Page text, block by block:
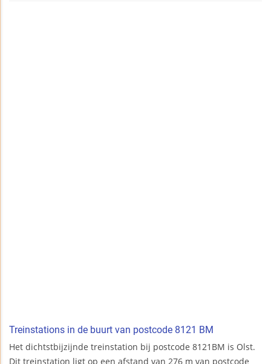
Treinstations in de buurt van postcode 8121 BM
Het dichtstbijzijnde treinstation bij postcode 8121BM is Olst.
Dit treinstation ligt op een afstand van 276 m van postcode